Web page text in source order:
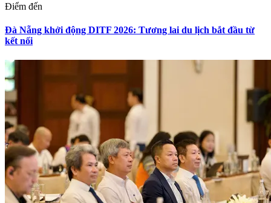
Điểm đến
Đà Nẵng khởi động DITF 2026: Tương lai du lịch bắt đầu từ
kết nối